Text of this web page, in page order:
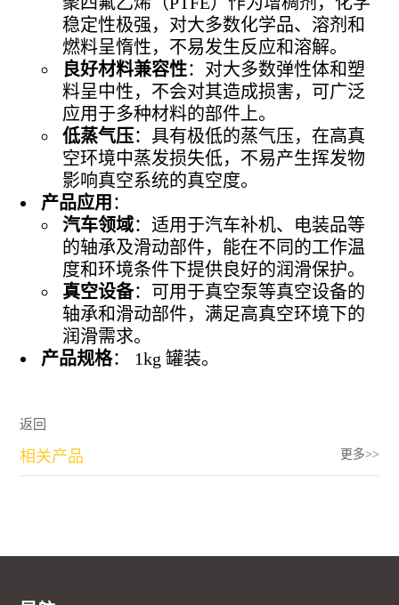
稳定性极强，对大多数化学品、溶剂和
燃料呈惰性，不易发生反应和溶解。
良好材料兼容性：对大多数弹性体和塑
料呈中性，不会对其造成损害，可广泛
应用于多种材料的部件上。
低蒸气压：具有极低的蒸气压，在高真
空环境中蒸发损失低，不易产生挥发物
影响真空系统的真空度。
产品应用 ：
汽车领域：适用于汽车补机、电装品等
的轴承及滑动部件，能在不同的工作温
度和环境条件下提供良好的润滑保护。
真空设备：可用于真空泵等真空设备的
轴承和滑动部件，满足高真空环境下的
润滑需求。
产品规格： 1kg 罐装。
返回
相关产品 更多>>